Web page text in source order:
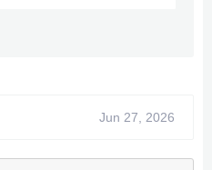
Jun 27, 2026